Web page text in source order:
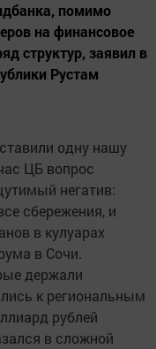
помимо
на финансовое
структур, заявил в
Рустам
одну нашу
ЦБ вопрос
негатив:
сбережения, и
в кулуарах
в Сочи.
держали
к региональным
рублей
в сложной